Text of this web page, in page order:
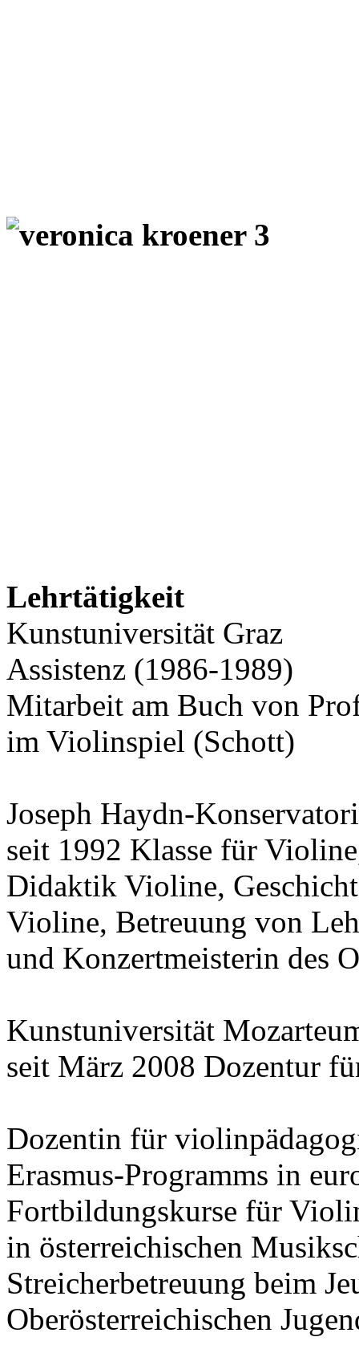
Lehrtätigkeit
Kunstuniversität Graz
Assistenz (1986-1989)
Mitarbeit am Buch von
im Violinspiel (Schott)
Joseph Haydn-
seit 1992 Klasse für
Didaktik Violine,
Violine, Betreuung von
und Konzertmeisterin des
Kunstuniversität
seit März 2008 Dozentur
Dozentin für
Erasmus-Programms in
Fortbildungskurse für
in österreichischen
Streicherbetreuung beim
Oberösterreichischen